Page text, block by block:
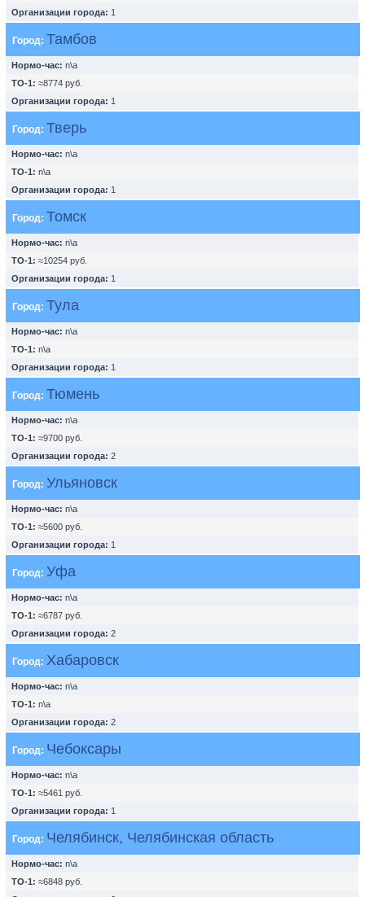
Организации города: 1
Город: Тамбов
Нормо-час: n\a
ТО-1: ≈8774 руб.
Организации города: 1
Город: Тверь
Нормо-час: n\a
ТО-1: n\a
Организации города: 1
Город: Томск
Нормо-час: n\a
ТО-1: ≈10254 руб.
Организации города: 1
Город: Тула
Нормо-час: n\a
ТО-1: n\a
Организации города: 1
Город: Тюмень
Нормо-час: n\a
ТО-1: ≈9700 руб.
Организации города: 2
Город: Ульяновск
Нормо-час: n\a
ТО-1: ≈5600 руб.
Организации города: 1
Город: Уфа
Нормо-час: n\a
ТО-1: ≈6787 руб.
Организации города: 2
Город: Хабаровск
Нормо-час: n\a
ТО-1: n\a
Организации города: 2
Город: Чебоксары
Нормо-час: n\a
ТО-1: ≈5461 руб.
Организации города: 1
Город: Челябинск, Челябинская область
Нормо-час: n\a
ТО-1: ≈6848 руб.